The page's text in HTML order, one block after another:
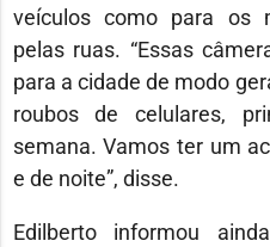
veículos como para os
pelas ruas. “Essas
para a cidade de modo
roubos de celulares,
semana. Vamos ter um
e de noite”, disse.
Edilberto informou